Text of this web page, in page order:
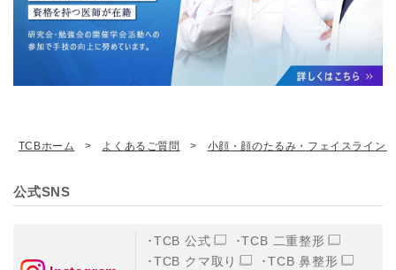
TCBホーム よくあるご質問 小顔・顔のたるみ・フェイスライン
公式SNS
TCB 公式
TCB 二重整形
TCB クマ取り
TCB 鼻整形